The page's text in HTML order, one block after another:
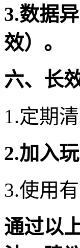
3.数据
效）。
六、长
1.定期
2.加入
3.使用
通过以